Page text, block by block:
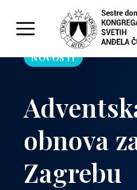
NOVOSTI
obnova
Zagrebu